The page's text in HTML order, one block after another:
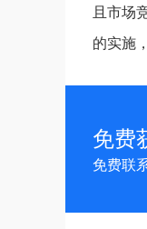
且市场
的实施
免费
免费联